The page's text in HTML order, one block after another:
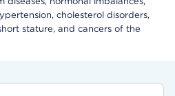
cholesterol disorders,
stature, and cancers of the